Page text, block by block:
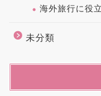
海外旅行に役
未分類